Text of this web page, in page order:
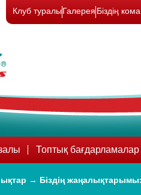
Клуб туралыГалерея Біздің
Топтық бағдарламалар
→ Біздің